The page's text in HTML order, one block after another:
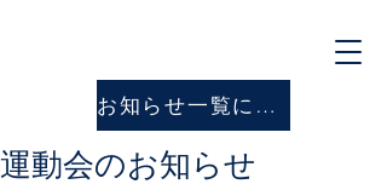
お知らせ一覧に戻る
運動会のお知らせ